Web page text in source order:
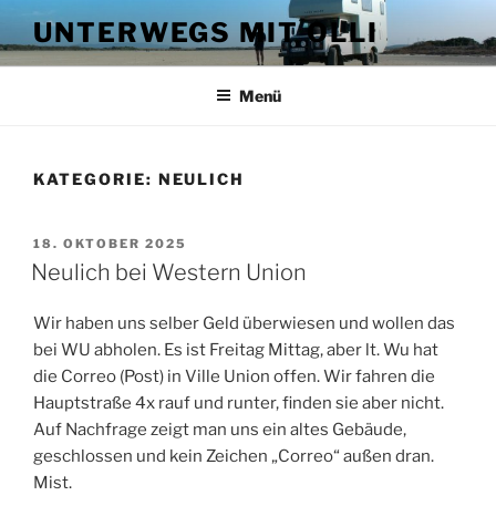
Inhalt
springen
UNTERWEGS MIT OLLI
Menü
KATEGORIE: NEULICH
VERÖFFENTLICHT
AM
18. OKTOBER 2025
Neulich bei Western Union
Wir haben uns selber Geld überwiesen und wollen das
bei WU abholen. Es ist Freitag Mittag, aber lt. Wu hat
die Correo (Post) in Ville Union offen. Wir fahren die
Hauptstraße 4x rauf und runter, finden sie aber nicht.
Auf Nachfrage zeigt man uns ein altes Gebäude,
geschlossen und kein Zeichen „Correo“ außen dran.
Mist.